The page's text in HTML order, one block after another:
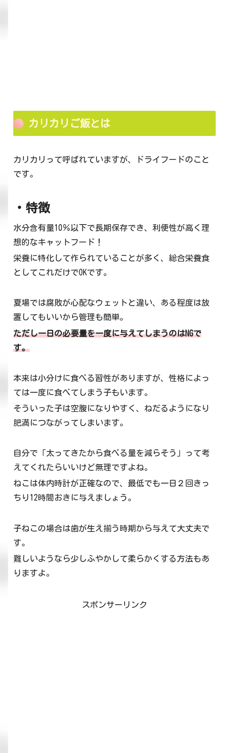
カリカリご飯とは
カリカリって呼ばれていますが、ドライフードのこと
です。
・特徴
水分含有量10％以下で長期保存でき、利便性が高く理
想的なキャットフード！
栄養に特化して作られていることが多く、総合栄養食
としてこれだけでOKです。
夏場では腐敗が心配なウェットと違い、ある程度は放
置してもいいから管理も簡単。
ただし一日の必要量を一度に与えてしまうのはNGで
す。
本来は小分けに食べる習性がありますが、性格によっ
ては一度に食べてしまう子もいます。
そういった子は空腹になりやすく、ねだるようになり
肥満につながってしまいます。
自分で「太ってきたから食べる量を減らそう」って考
えてくれたらいいけど無理ですよね。
ねこは体内時計が正確なので、最低でも一日２回きっ
ちり12時間おきに与えましょう。
子ねこの場合は歯が生え揃う時期から与えて大丈夫で
す。
難しいようなら少しふやかして柔らかくする方法もあ
りますよ。
スポンサーリンク